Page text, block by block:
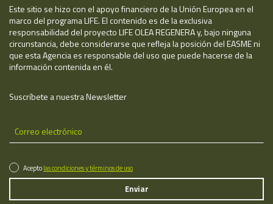
Este sitio se hizo con el apoyo financiero de la Unión Europea en el
marco del programa LIFE. El contenido es de la exclusiva
responsabilidad del proyecto LIFE OLEA REGENERA y, bajo ninguna
circunstancia, debe considerarse que refleja la posición del EASME ni
que esta Agencia es responsable del uso que puede hacerse de la
información contenida en él.
Suscríbete a nuestra Newsletter
Aceptolas condiciones y términos de uso